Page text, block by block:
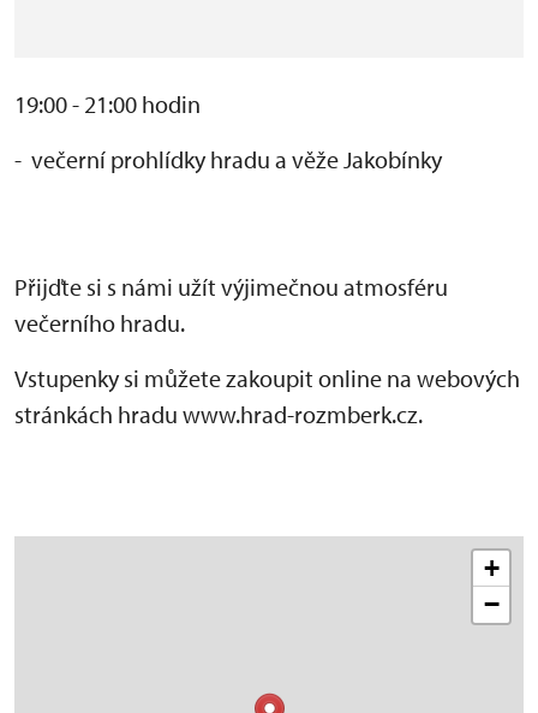
19:00 - 21:00 hodin
- večerní prohlídky hradu a věže Jakobínky
Přijďte si s námi užít výjimečnou atmosféru
večerního hradu.
Vstupenky si můžete zakoupit online na webových
stránkách hradu www.hrad-rozmberk.cz.
+
−